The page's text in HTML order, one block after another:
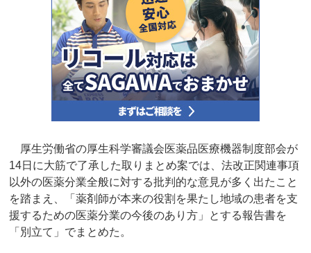
厚生労働省の厚生科学審議会医薬品医療機器制度部会が
14日に大筋で了承した取りまとめ案では、法改正関連事項
以外の医薬分業全般に対する批判的な意見が多く出たこと
を踏まえ、「薬剤師が本来の役割を果たし地域の患者を支
援するための医薬分業の今後のあり方」とする報告書を
「別立て」でまとめた。